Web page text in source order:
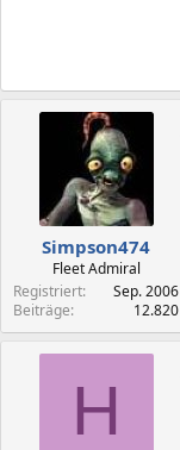
Simpson474
Fleet Admiral
Registriert
Sep. 2006
Beiträge
12.820
H